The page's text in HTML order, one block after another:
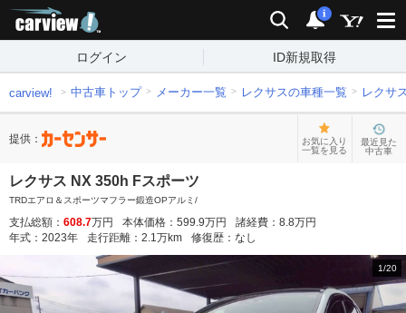
検索 通知
i
ログイン ID新規取得
carview! 中古車トップ メーカー一覧 レクサスの車種一覧 レクサ
提供：
お気に入り
一覧を見る
最近見た
中古車
レクサス NX 350h Fスポーツ
TRDエアロ＆スポーツマフラー鍛造OPアルミ/
支払総額： 608.7万円 本体価格： 599.9万円 諸経費： 8.8万円
年式： 2023年 走行距離： 2.1万km 修復歴： なし
1/20